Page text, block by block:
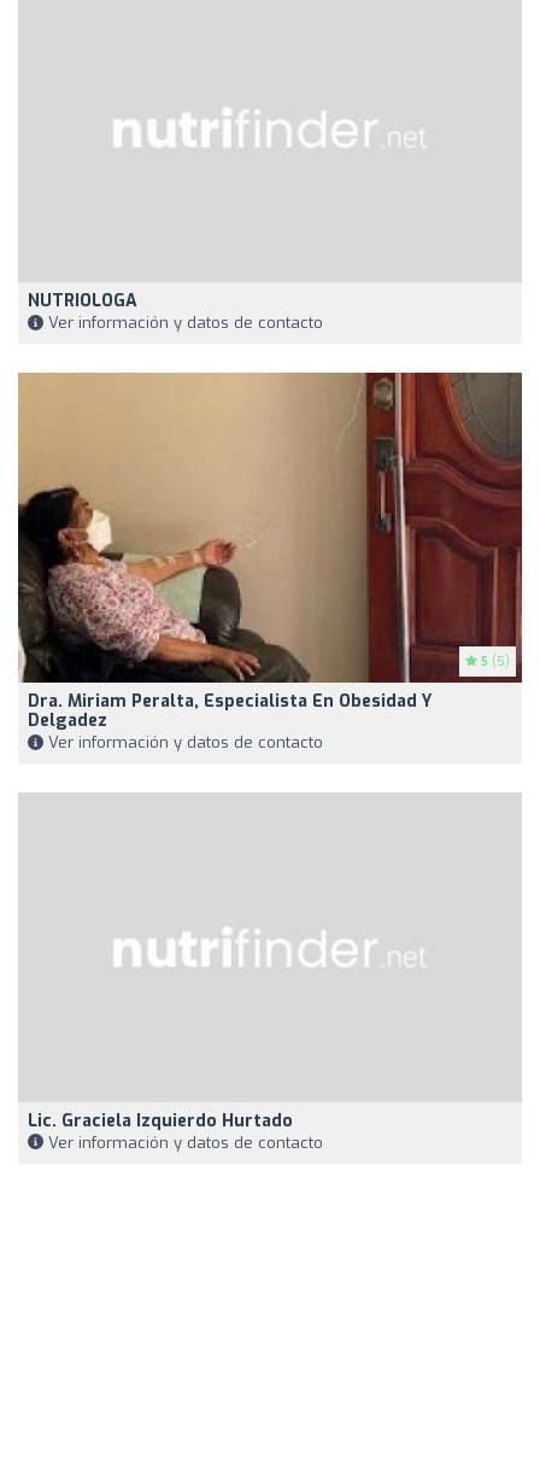
NUTRIOLOGA
Ver información y datos de contacto
5 (5)
Dra. Miriam Peralta, Especialista En Obesidad Y
Delgadez
Ver información y datos de contacto
Lic. Graciela Izquierdo Hurtado
Ver información y datos de contacto